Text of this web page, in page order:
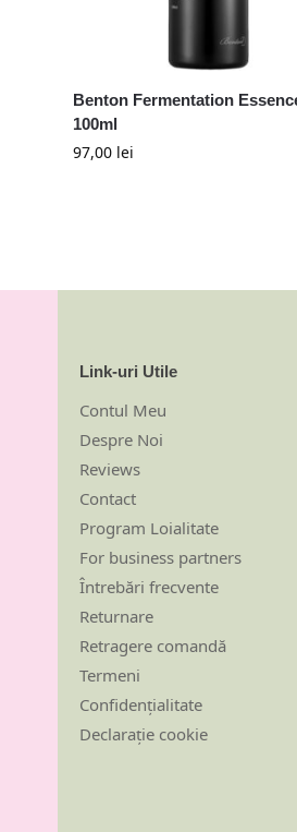
Benton Fermentation
100ml
97,00 lei
Link-uri Utile
Contul Meu
Despre Noi
Reviews
Contact
Program Loialitate
For business partners
Întrebări frecvente
Returnare
Retragere comandă
Termeni
Confidențialitate
Declarație cookie